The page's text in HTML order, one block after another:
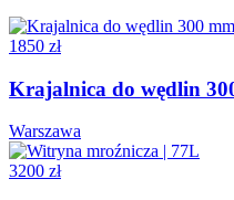
1850 zł
Krajalnica do wędlin
Warszawa
3200 zł